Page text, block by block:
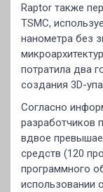
Raptor также
TSMC,
нанометра без
потратила два
создания 3D-
Согласно
разработчиков
вдвое
средств (120
программного
использовании